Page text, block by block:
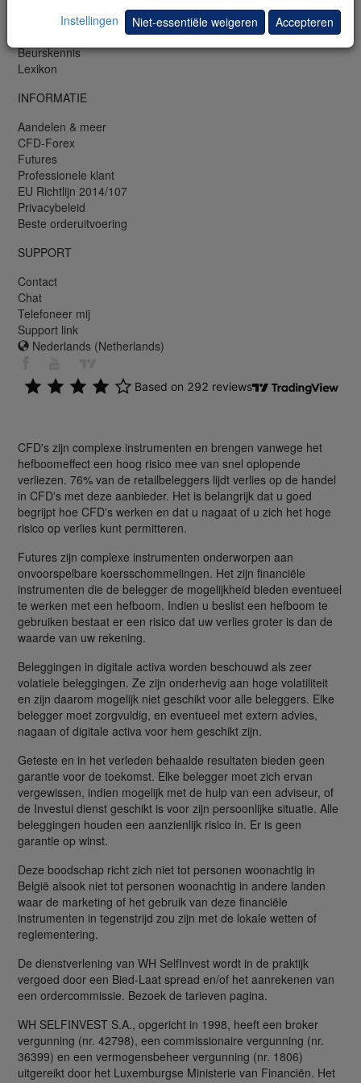
Instellingen
Niet-essentiële weigeren Accepteren
Mobiele demo
Beurskennis
Lexikon
INFORMATIE
Aandelen & meer
CFD-Forex
Futures
Professionele klant
EU Richtlijn 2014/107
Privacybeleid
Beste orderuitvoering
SUPPORT
Contact
Chat
Telefoneer mij
Support link
Nederlands (Netherlands)
CFD's zijn complexe instrumenten en brengen vanwege het
hefboomeffect een hoog risico mee van snel oplopende
verliezen. 76% van de retailbeleggers lijdt verlies op de handel
in CFD's met deze aanbieder. Het is belangrijk dat u goed
begrijpt hoe CFD's werken en dat u nagaat of u zich het hoge
risico op verlies kunt permitteren.
Futures zijn complexe instrumenten onderworpen aan
onvoorspelbare koersschommelingen. Het zijn financiële
instrumenten die de belegger de mogelijkheid bieden eventueel
te werken met een hefboom. Indien u beslist een hefboom te
gebruiken bestaat er een risico dat uw verlies groter is dan de
waarde van uw rekening.
Beleggingen in digitale activa worden beschouwd als zeer
volatiele beleggingen. Ze zijn onderhevig aan hoge volatiliteit
en zijn daarom mogelijk niet geschikt voor alle beleggers. Elke
belegger moet zorgvuldig, en eventueel met extern advies,
nagaan of digitale activa voor hem geschikt zijn.
Geteste en in het verleden behaalde resultaten bieden geen
garantie voor de toekomst. Elke belegger moet zich ervan
vergewissen, indien mogelijk met de hulp van een adviseur, of
de Investui dienst geschikt is voor zijn persoonlijke situatie. Alle
beleggingen houden een aanzienlijk risico in. Er is geen
garantie op winst.
Deze boodschap richt zich niet tot personen woonachtig in
België alsook niet tot personen woonachtig in andere landen
waar de marketing of het gebruik van deze financiële
instrumenten in tegenstrijd zou zijn met de lokale wetten of
reglementering.
De dienstverlening van WH SelfInvest wordt in de praktijk
vergoed door een Bied-Laat spread en/of het aanrekenen van
een ordercommissie. Bezoek de tarieven pagina.
WH SELFINVEST S.A., opgericht in 1998, heeft een broker
vergunning (nr. 42798), een commissionaire vergunning (nr.
36399) en een vermogensbeheer vergunning (nr. 1806)
uitgereikt door het Luxemburgse Ministerie van Financiën. Het